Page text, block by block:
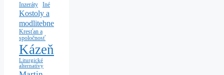
Inzeráty Iné
Kostoly a
modlitebne
Kresťan a
spoločnosť
Kázeň
Liturgické
alternatívy